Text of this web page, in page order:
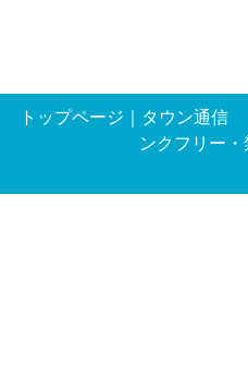
トップページ ｜ タウン通信©
ンクフリー・